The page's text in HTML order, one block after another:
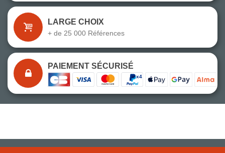
LARGE CHOIX
+ de 25 000 Références
PAIEMENT SÉCURISÉ